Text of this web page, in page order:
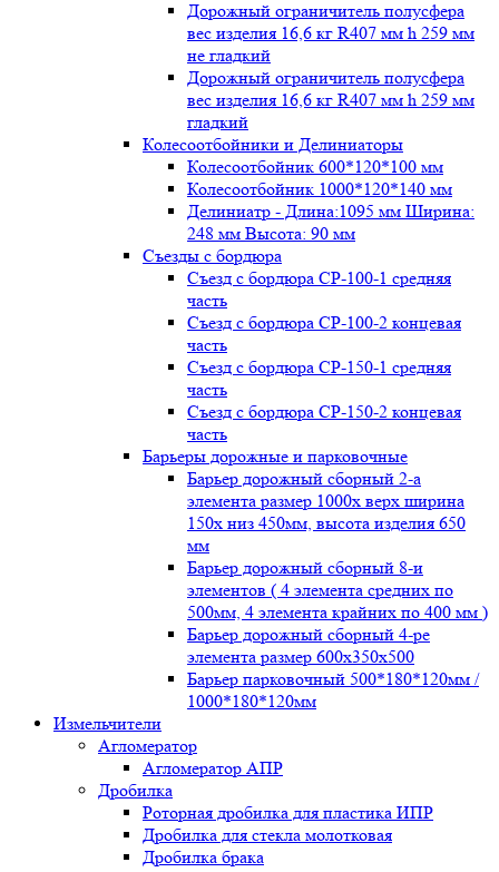
Дорожный ограничитель полусфера
вес изделия 16,6 кг R407 мм h 259 мм
не гладкий
Дорожный ограничитель полусфера
вес изделия 16,6 кг R407 мм h 259 мм
гладкий
Колесоотбойники и Делиниаторы
Колесоотбойник 600*120*100 мм
Колесоотбойник 1000*120*140 мм
Делиниатр - Длина:1095 мм Ширина:
248 мм Высота: 90 мм
Съезды с бордюра
Съезд с бордюра СР-100-1 средняя
часть
Съезд с бордюра СР-100-2 концевая
часть
Съезд с бордюра СР-150-1 средняя
часть
Съезд с бордюра СР-150-2 концевая
часть
Барьеры дорожные и парковочные
Барьер дорожный сборный 2-а
элемента размер 1000x верх ширина
150x низ 450мм, высота изделия 650
мм
Барьер дорожный сборный 8-и
элементов ( 4 элемента средних по
500мм, 4 элемента крайних по 400 мм )
Барьер дорожный сборный 4-ре
элемента размер 600x350x500
Барьер парковочный 500*180*120мм /
1000*180*120мм
Измельчители
Агломератор
Агломератор АПР
Дробилка
Роторная дробилка для пластика ИПР
Дробилка для стекла молотковая
Дробилка брака